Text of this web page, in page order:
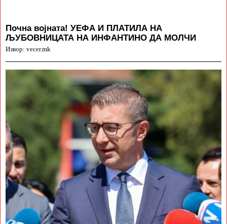
Почна војната! УЕФА И ПЛАТИЛА НА
ЉУБОВНИЦАТА НА ИНФАНТИНО ДА МОЛЧИ
Извор: vecer.mk